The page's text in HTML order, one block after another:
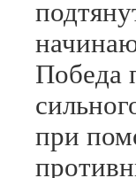
Победа
при